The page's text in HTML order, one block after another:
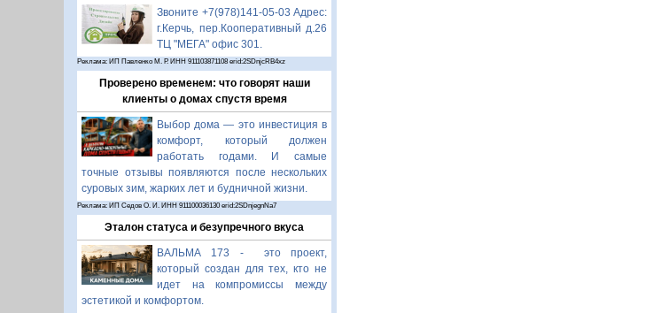
Звоните +7(978)141-05-03 Адрес:
г.Керчь, пер.Кооперативный д.26
ТЦ "МЕГА" офис 301.
Реклама: ИП Павленко М. Р. ИНН 911103871108 erid:2SDnjcRB4xz
Проверено временем: что говорят наши
клиенты о домах спустя время
Выбор дома — это инвестиция в
комфорт, который должен
работать годами. И самые
точные отзывы появляются после нескольких
суровых зим, жарких лет и будничной жизни.
Реклама: ИП Седов О. И. ИНН 911100036130 erid:2SDnjegnNa7
Эталон статуса и безупречного вкуса
ВАЛЬМА 173 - это проект,
который создан для тех, кто не
идет на компромиссы между
эстетикой и комфортом.